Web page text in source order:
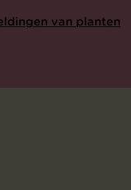
van planten